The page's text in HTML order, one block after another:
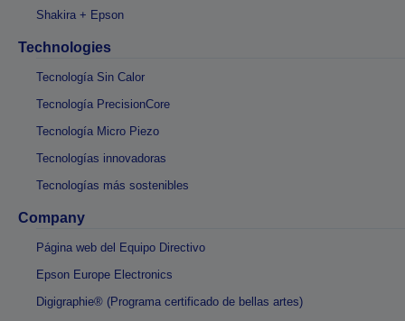
Shakira + Epson
Technologies
Tecnología Sin Calor
Tecnología PrecisionCore
Tecnología Micro Piezo
Tecnologías innovadoras
Tecnologías más sostenibles
Company
Página web del Equipo Directivo
Epson Europe Electronics
Digigraphie® (Programa certificado de bellas artes)